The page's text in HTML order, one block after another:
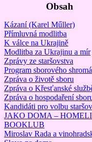
Obsah
Kázaní (Karel Műller)
Přímluvná modlitba
K válce na Ukrajině
Modlitba za Ukrajinu a mír
Zprávy ze staršovstva
Program sborového
Zpráva o životě sboru
Zpráva o Křesťanské
Zpráva o hospodaření
Kandidáti pro volbu
JAKO DOMA –
BOOKLUB
Miroslav Rada a